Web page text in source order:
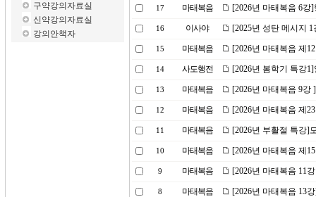
구약강의자료실
신약강의자료실
강의안책자
17 마태복음 [2026년 마태복음 6강
16 이사야 [2025년 성탄 메시지
15 마태복음 [2026년 마태복음 제
14 사도행전 [2026년 봄학기 특강
13 마태복음 [2026년 마태복음 9강
12 마태복음 [2026년 마태복음 제
11 마태복음 [2026년 부활절 특강]
10 마태복음 [2026년 마태복음 제
9 마태복음 [2026년 마태복음 11
8 마태복음 [2026년 마태복음 13